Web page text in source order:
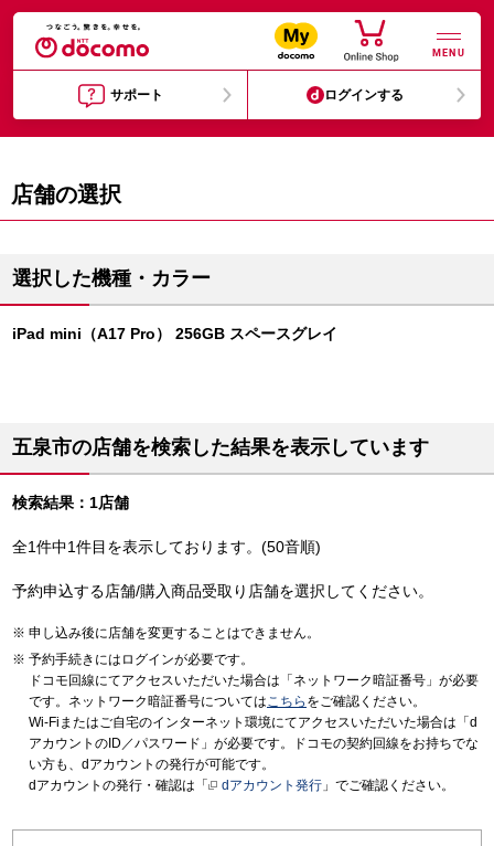
MENU
サポート ログインする
店舗の選択
選択した機種・カラー
iPad mini（A17 Pro） 256GB スペースグレイ
五泉市の店舗を検索した結果を表示しています
検索結果：1店舗
全1件中1件目を表示しております。(50音順)
予約申込する店舗/購入商品受取り店舗を選択してください。
申し込み後に店舗を変更することはできません。
予約手続きにはログインが必要です。
ドコモ回線にてアクセスいただいた場合は「ネットワーク暗証番号」が必要
です。ネットワーク暗証番号についてはこちら をご確認ください。
Wi-Fiまたはご自宅のインターネット環境にてアクセスいただいた場合は「d
アカウントのID／パスワード」が必要です。ドコモの契約回線をお持ちでな
い方も、dアカウントの発行が可能です。
dアカウントの発行・確認は「
dアカウント発行 」でご確認ください。